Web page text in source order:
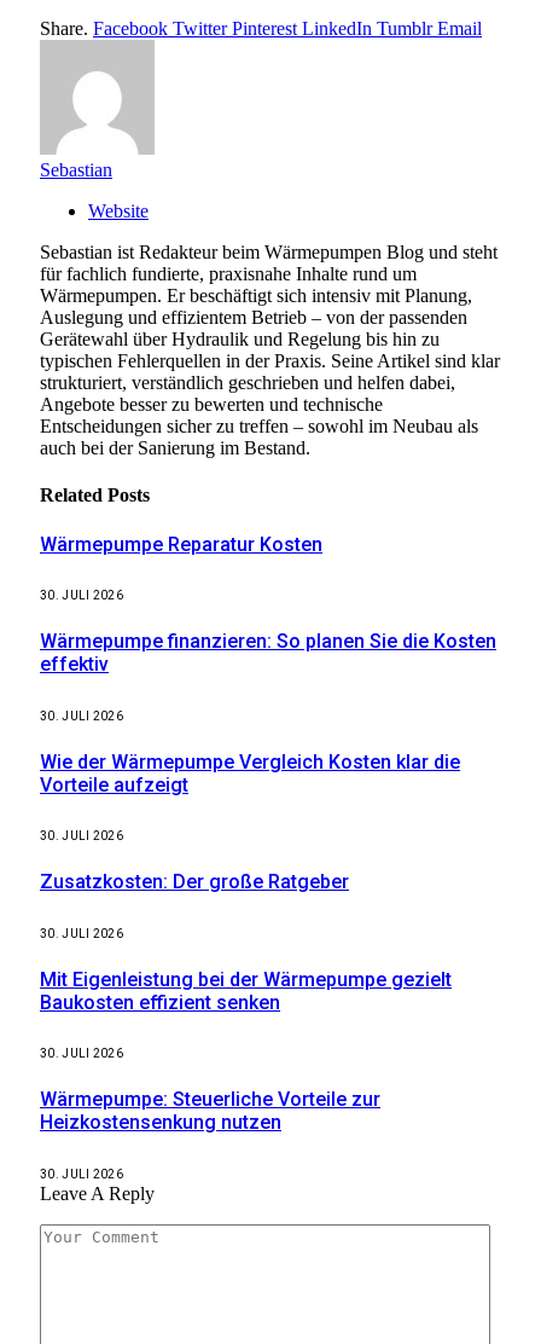
Share. Facebook Twitter Pinterest LinkedIn Tumblr Email
Sebastian
Website
Sebastian ist Redakteur beim Wärmepumpen Blog und steht
für fachlich fundierte, praxisnahe Inhalte rund um
Wärmepumpen. Er beschäftigt sich intensiv mit Planung,
Auslegung und effizientem Betrieb – von der passenden
Gerätewahl über Hydraulik und Regelung bis hin zu
typischen Fehlerquellen in der Praxis. Seine Artikel sind klar
strukturiert, verständlich geschrieben und helfen dabei,
Angebote besser zu bewerten und technische
Entscheidungen sicher zu treffen – sowohl im Neubau als
auch bei der Sanierung im Bestand.
Related Posts
Wärmepumpe Reparatur Kosten
30. JULI 2026
Wärmepumpe finanzieren: So planen Sie die Kosten
effektiv
30. JULI 2026
Wie der Wärmepumpe Vergleich Kosten klar die
Vorteile aufzeigt
30. JULI 2026
Zusatzkosten: Der große Ratgeber
30. JULI 2026
Mit Eigenleistung bei der Wärmepumpe gezielt
Baukosten effizient senken
30. JULI 2026
Wärmepumpe: Steuerliche Vorteile zur
Heizkostensenkung nutzen
30. JULI 2026
Leave A Reply